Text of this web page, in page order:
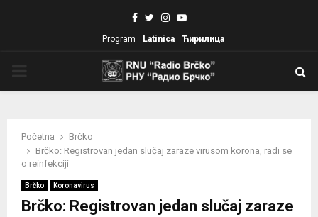
Facebook
TwitterInstagram
Youtube
Program Latinica Ћирилица
Početna
Brčko
Brčko: Registrovan jedan slučaj zaraze virusom korona, radi se
o reinfekciji
Brčko Koronavirus
Brčko: Registrovan jedan slučaj zaraze